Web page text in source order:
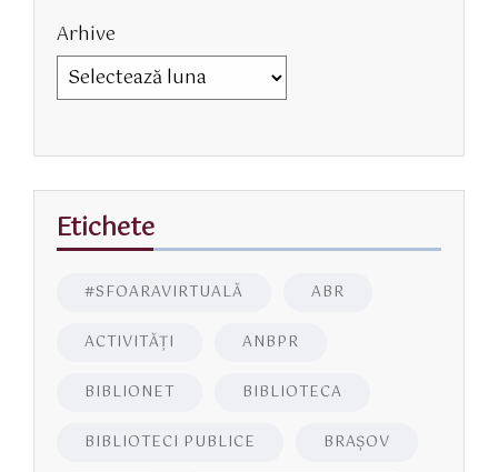
Arhive
Etichete
#SFOARAVIRTUALĂ ABR
ACTIVITĂŢI ANBPR
BIBLIONET BIBLIOTECA
BIBLIOTECI PUBLICE BRAŞOV